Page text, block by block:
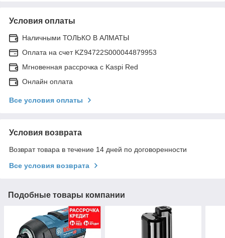
Условия оплаты
Наличными ТОЛЬКО В АЛМАТЫ
Оплата на счет KZ94722S000044879953
Мгновенная рассрочка с Kaspi Red
Онлайн оплата
Все условия оплаты
Условия возврата
Возврат товара в течение 14 дней по договоренности
Все условия возврата
Подобные товары компании